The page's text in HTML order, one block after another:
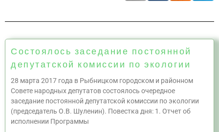
Состоялось заседание постоянной
депутатской комиссии по экологии
28 марта 2017 года в Рыбницком городском и районном
Совете народных депутатов состоялось очередное
заседание постоянной депутатской комиссии по экологии
(председатель О.В. Шуленин). Повестка дня: 1. Отчет об
исполнении Программы